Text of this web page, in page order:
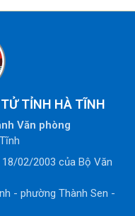
TỈNH HÀ TĨNH
Văn phòng
02/2003 của Bộ Văn
- phường Thành Sen -